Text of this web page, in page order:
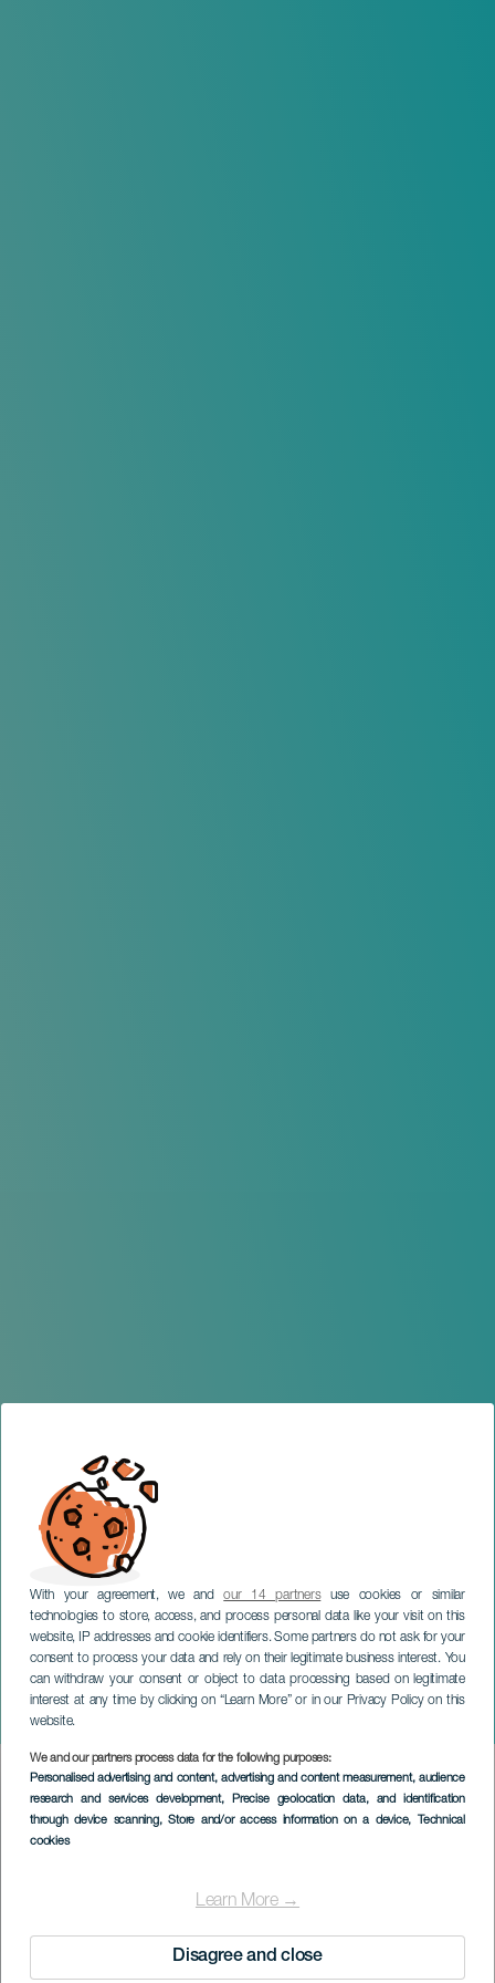
With your agreement, we andour 14 partnersuse cookies or similar
technologies to store, access, and process personal data like your visit on this
website, IP addresses and cookie identifiers. Some partners do not ask for your
consent to process your data and rely on their legitimate business interest. You
can withdraw your consent or object to data processing based on legitimate
interest at any time by clicking on “Learn More” or in our Privacy Policy on this
website.
We and our partners process data for the following purposes:
Personalised advertising and content, advertising and content measurement, audience
research and services development, Precise geolocation data, and identification
through device scanning, Store and/or access information on a device, Technical
cookies
Learn More →
Disagree and close
Dumbo: En julefortælling
GRAN CANARIA
Imagen
Listado